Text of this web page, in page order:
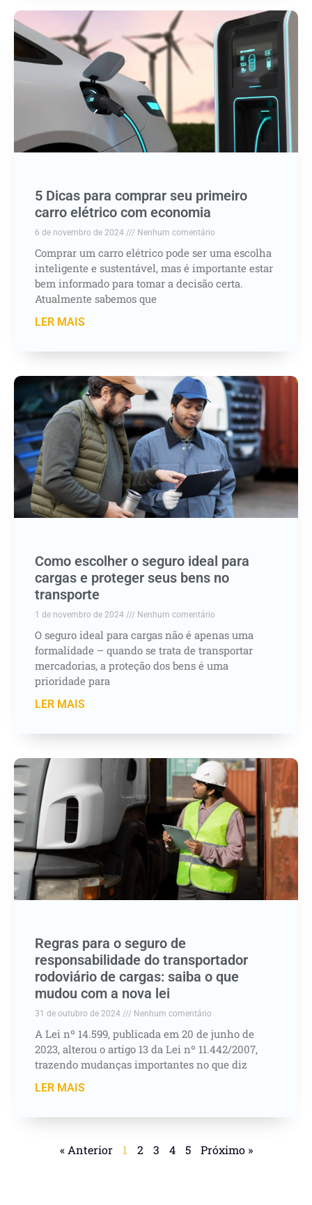
5 Dicas para comprar seu primeiro
carro elétrico com economia
6 de novembro de 2024 Nenhum comentário
Comprar um carro elétrico pode ser uma escolha
inteligente e sustentável, mas é importante estar
bem informado para tomar a decisão certa.
Atualmente sabemos que
LER MAIS
Como escolher o seguro ideal para
cargas e proteger seus bens no
transporte
1 de novembro de 2024 Nenhum comentário
O seguro ideal para cargas não é apenas uma
formalidade – quando se trata de transportar
mercadorias, a proteção dos bens é uma
prioridade para
LER MAIS
Regras para o seguro de
responsabilidade do transportador
rodoviário de cargas: saiba o que
mudou com a nova lei
31 de outubro de 2024 Nenhum comentário
A Lei nº 14.599, publicada em 20 de junho de
2023, alterou o artigo 13 da Lei nº 11.442/2007,
trazendo mudanças importantes no que diz
LER MAIS
« Anterior 1 2 3 4 5 Próximo »